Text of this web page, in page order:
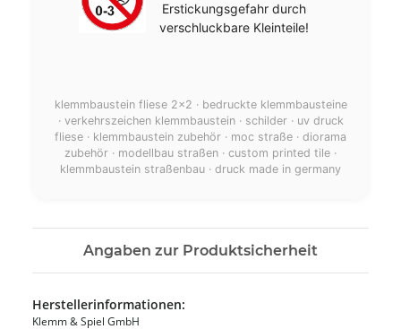
Erstickungsgefahr durch
verschluckbare Kleinteile!
klemmbaustein fliese 2x2 · bedruckte klemmbausteine
· verkehrszeichen klemmbaustein · schilder · uv druck
fliese · klemmbaustein zubehör · moc straße · diorama
zubehör · modellbau straßen · custom printed tile ·
klemmbaustein straßenbau · druck made in germany
Angaben zur Produktsicherheit
Herstellerinformationen:
Klemm & Spiel GmbH